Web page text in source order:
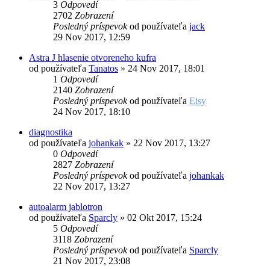
3 Odpovedí
2702 Zobrazení
Posledný príspevokod používateľa jack
29 Nov 2017, 12:59
Astra J hlasenie otvoreneho kufra
od používateľa Tanatos » 24 Nov 2017, 18:01
1 Odpovedí
2140 Zobrazení
Posledný príspevokod používateľa Eisy
24 Nov 2017, 18:10
diagnostika
od používateľa johankak » 22 Nov 2017, 13:27
0 Odpovedí
2827 Zobrazení
Posledný príspevokod používateľa johankak
22 Nov 2017, 13:27
autoalarm jablotron
od používateľa Sparcly » 02 Okt 2017, 15:24
5 Odpovedí
3118 Zobrazení
Posledný príspevokod používateľa Sparcly
21 Nov 2017, 23:08